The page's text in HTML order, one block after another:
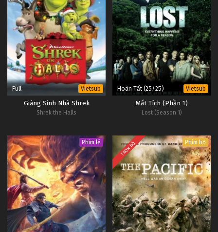
Full Vietsub
Giáng Sinh Nhà Shrek
Shrek the Halls
Hoàn Tất (25/25) Vietsub
Mất Tích (Phần 1)
Lost (Season 1)
Phim lẻ TRỌN BỘ Phim bộ